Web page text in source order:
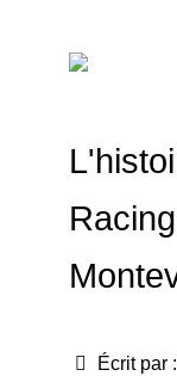
Écrit par :